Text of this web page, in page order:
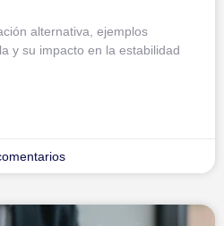
alternativa, ejemplos
y su impacto en la estabilidad